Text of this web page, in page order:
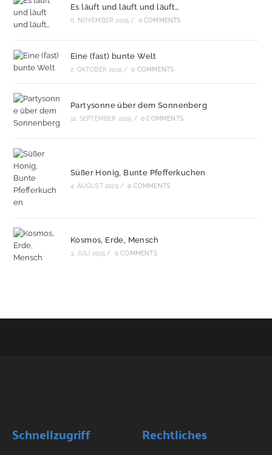
Es läuft und läuft und läuft…
6. NOVEMBER 2025 / 0 COMMENTS
Eine (fast) bunte Welt
2. OKTOBER 2025 / 0 COMMENTS
Partysonne über dem Sonnenberg
12. SEPTEMBER 2025 / 0 COMMENTS
Süßer Honig, Bunte Pfefferkuchen
4. AUGUST 2025 / 0 COMMENTS
Kosmos, Erde, Mensch
3. JULI 2025 / 0 COMMENTS
Schnellzugriff Rechtliches